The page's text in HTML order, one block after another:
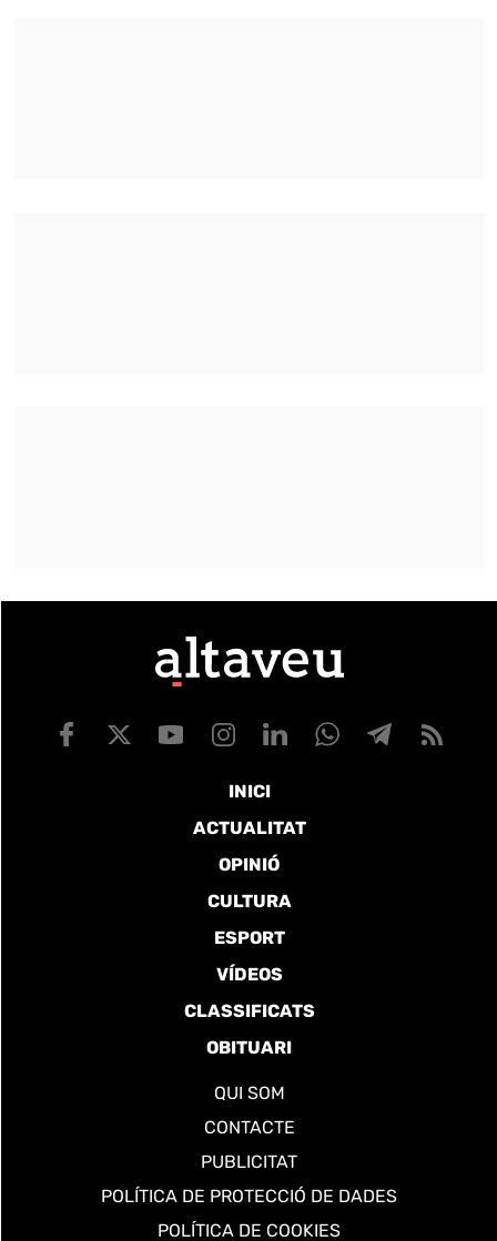
INICI
ACTUALITAT
OPINIÓ
CULTURA
ESPORT
VÍDEOS
CLASSIFICATS
OBITUARI
QUI SOM
CONTACTE
PUBLICITAT
POLÍTICA DE PROTECCIÓ DE DADES
POLÍTICA DE COOKIES